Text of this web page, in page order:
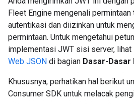
Fleet Engine mengenali
autentikasi dan diizinkan untuk
permintaan. Untuk mengetahui
implementasi JWT sisi server, lihat
Web JSON di bagian Dasar-Dasar
Khususnya, perhatikan hal berikut
Consumer SDK untuk melacak